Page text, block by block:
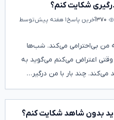
شکایت کنم؟
۳۷۰آخرین پاسخ۱ هفته پیش
توسط
به من بی‌احترامی می‌کند. شب‌ها
اعتراض می‌کنم می‌گوید به
چند بار با من درگیر…
بدون شاهد شکایت کنم؟